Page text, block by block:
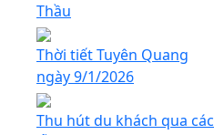
Thầu
Thời tiết Tuyên Quang
ngày 9/1/2026
Thu hút du khách qua các